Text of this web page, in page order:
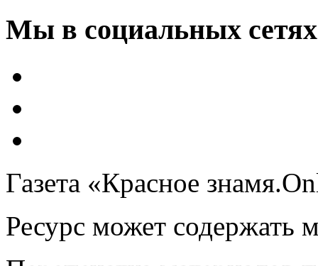
Мы в социальных сетях
Газета «Красное
Ресурс может содержать